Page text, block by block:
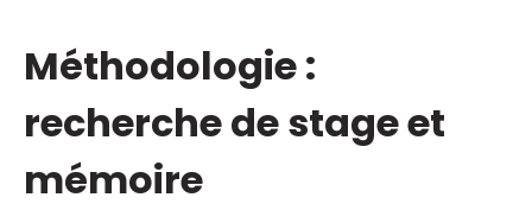
Méthodologie :
recherche de stage et
mémoire